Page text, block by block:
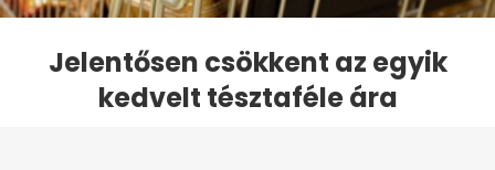
Jelentősen csökkent az egyik
kedvelt tésztaféle ára